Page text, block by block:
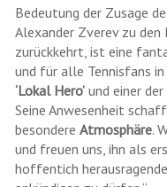
Bedeutung der Zusage
Alexander Zverev zu den
zurückkehrt, ist eine
und für alle Tennisfans
‘Lokal Hero’ und einer
Seine Anwesenheit
besondereAtmosphäre.
und freuen uns, ihn als
hoffentich